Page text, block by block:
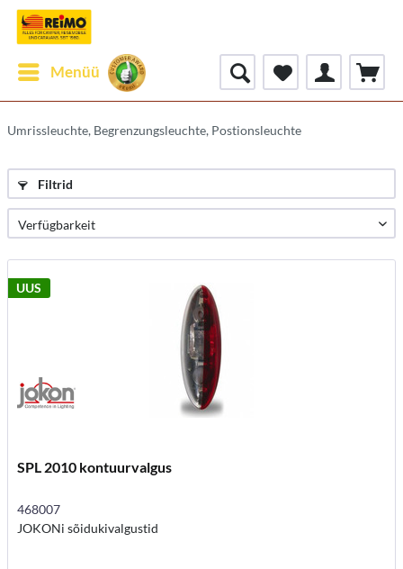
Menüü
Umrissleuchte, Begrenzungsleuchte, Postionsleuchte
Filtrid
UUS
SPL 2010 kontuurvalgus
468007
JOKONi sõidukivalgustid